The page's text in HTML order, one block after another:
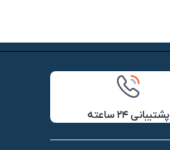
پشتیبانی ۲۴ ساعته